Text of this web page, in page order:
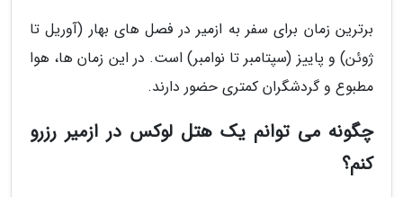
برترین زمان برای سفر به ازمیر در فصل های بهار (آوریل تا
ژوئن) و پاییز (سپتامبر تا نوامبر) است. در این زمان ها، هوا
مطبوع و گردشگران کمتری حضور دارند.
چگونه می توانم یک هتل لوکس در ازمیر رزرو
کنم؟